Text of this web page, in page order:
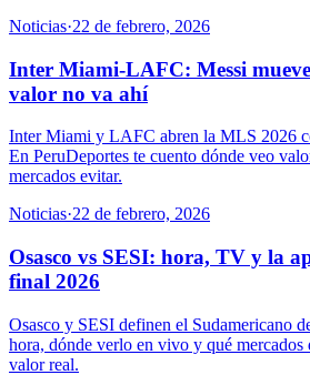
Noticias·22 de febrero, 2026
Inter Miami-LAFC: Messi
valor no va ahí
Inter Miami y LAFC abren la MLS 2026
En PeruDeportes te cuento dónde veo
mercados evitar.
Noticias·22 de febrero, 2026
Osasco vs SESI: hora, TV y la
final 2026
Osasco y SESI definen el Sudamericano
hora, dónde verlo en vivo y qué mercados
valor real.